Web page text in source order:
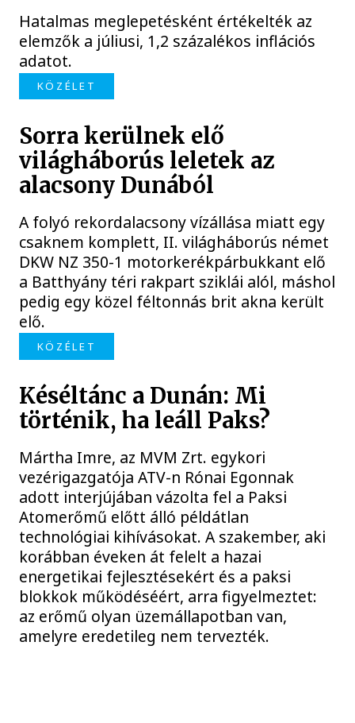
Hatalmas meglepetésként értékelték az
elemzők a júliusi, 1,2 százalékos inflációs
adatot.
KÖZÉLET
Sorra kerülnek elő
világháborús leletek az
alacsony Dunából
A folyó rekordalacsony vízállása miatt egy
csaknem komplett, II. világháborús német
DKW NZ 350-1 motorkerékpárbukkant elő
a Batthyány téri rakpart sziklái alól, máshol
pedig egy közel féltonnás brit akna került
elő.
KÖZÉLET
Késéltánc a Dunán: Mi
történik, ha leáll Paks?
Mártha Imre, az MVM Zrt. egykori
vezérigazgatója ATV-n Rónai Egonnak
adott interjújában vázolta fel a Paksi
Atomerőmű előtt álló példátlan
technológiai kihívásokat. A szakember, aki
korábban éveken át felelt a hazai
energetikai fejlesztésekért és a paksi
blokkok működéséért, arra figyelmeztet:
az erőmű olyan üzemállapotban van,
amelyre eredetileg nem tervezték.